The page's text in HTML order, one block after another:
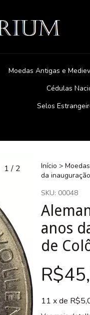
Moedas Antigas e
Cédulas
Selos
1/ 2 Início >
da
SKU: 00048
anos
de
11 x de